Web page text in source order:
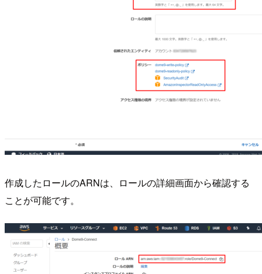
作成したロールのARNは、ロールの詳細画面から確認する
ことが可能です。